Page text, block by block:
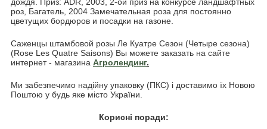
роз, Багатель, 2004 Замечательная роза для постоянно
цветущих бордюров и посадки на газоне.
Саженцы штамбовой розы Ле Куатре Сезон (Четыре сезона)
(Rose Les Quatre Saisons) Вы можете заказать на сайте
интернет - магазина Агролендинг.
Ми забезпечимо надійну упаковку (ПКС) і доставимо їх Новою
Поштою у будь яке місто України.
Корисні поради: